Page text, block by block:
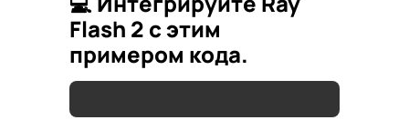
Flash 2 с этим
примером кода.